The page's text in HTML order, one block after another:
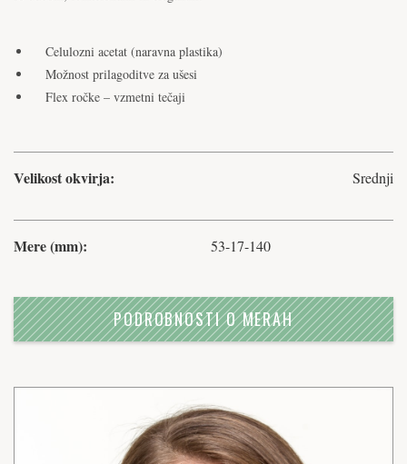
Celulozni acetat (naravna plastika)
Možnost prilagoditve za ušesi
Flex ročke – vzmetni tečaji
Velikost okvirja: Srednji
Mere (mm): 53-17-140
PODROBNOSTI O MERAH